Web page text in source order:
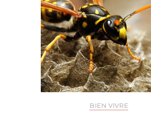
BIEN VIVRE